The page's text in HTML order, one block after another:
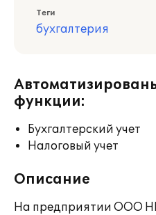
Теги
бухгалтерия
функции:
Бухгалтерский учет
Налоговый учет
Описание
На предприятии ООО